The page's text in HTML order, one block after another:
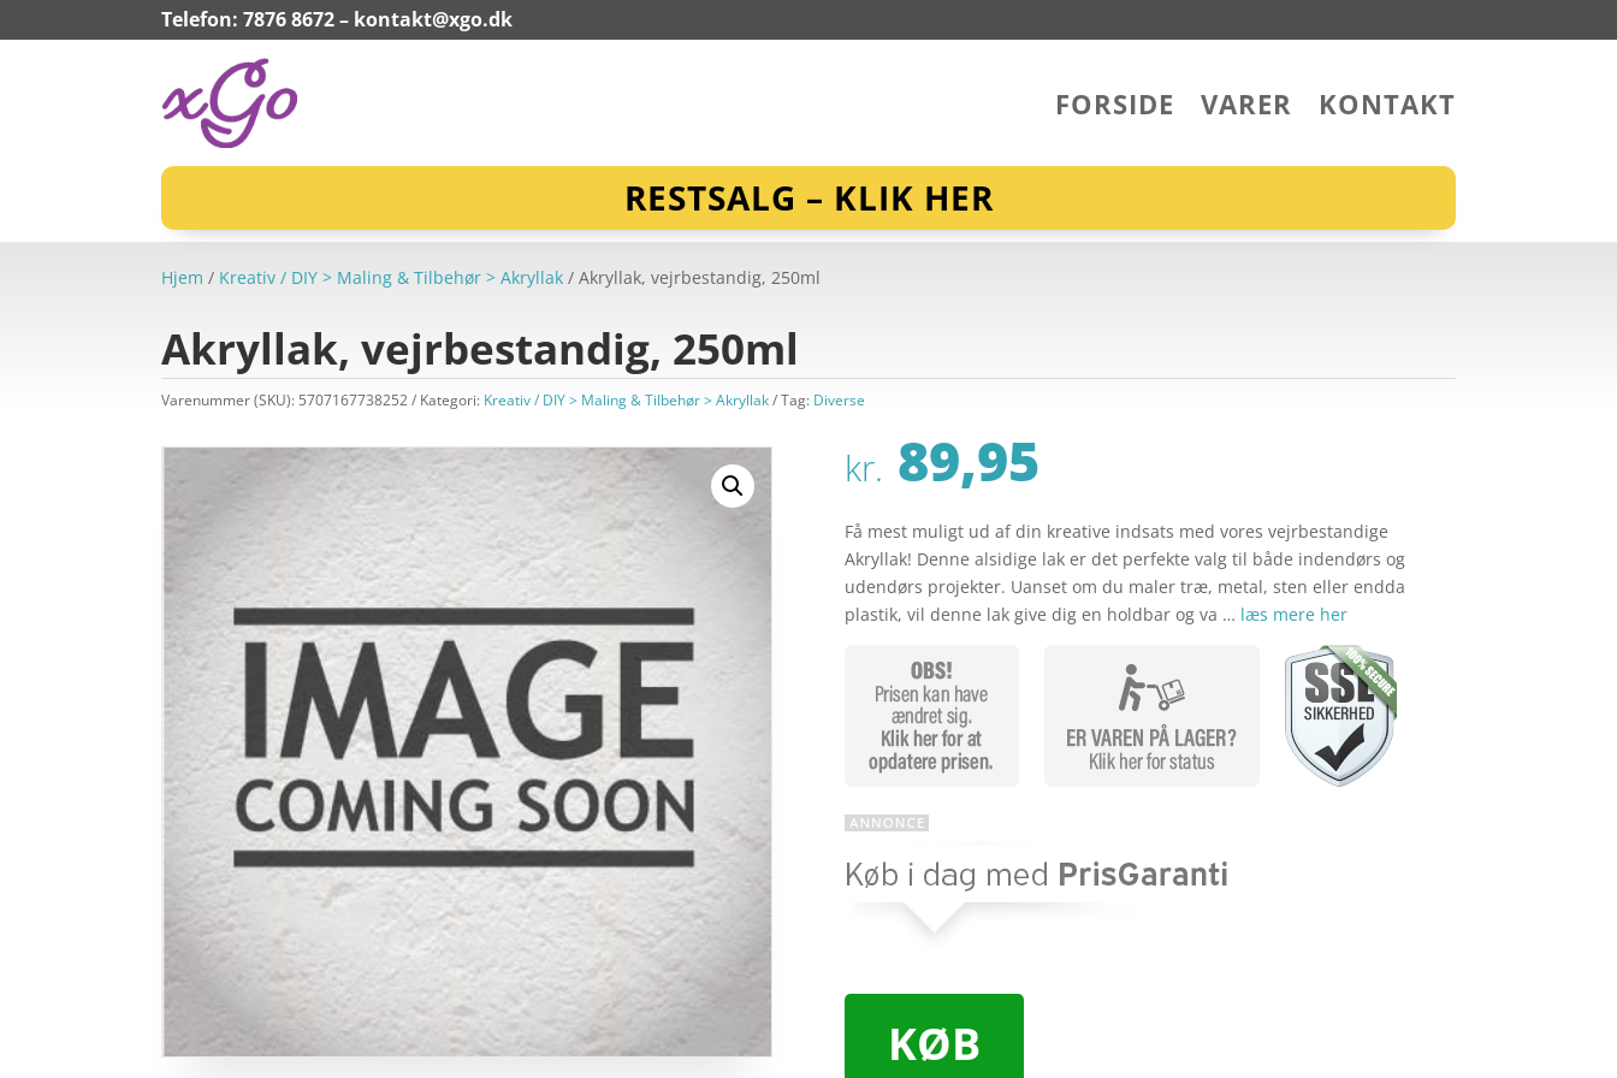
Telefon: 7876 8672 – kontakt@xgo.dk
FORSIDE VARER KONTAKT
RESTSALG – KLIK HER
Hjem / Kreativ / DIY > Maling & Tilbehør > Akryllak / Akryllak, vejrbestandig, 250ml
Akryllak, vejrbestandig, 250ml
Varenummer (SKU): 5707167738252 Kategori: Kreativ / DIY > Maling & Tilbehør > Akryllak Tag: Diverse
kr. 89,95
Få mest muligt ud af din kreative indsats med vores vejrbestandige
Akryllak! Denne alsidige lak er det perfekte valg til både indendørs og
udendørs projekter. Uanset om du maler træ, metal, sten eller endda
plastik, vil denne lak give dig en holdbar og va … læs mere her
KØB